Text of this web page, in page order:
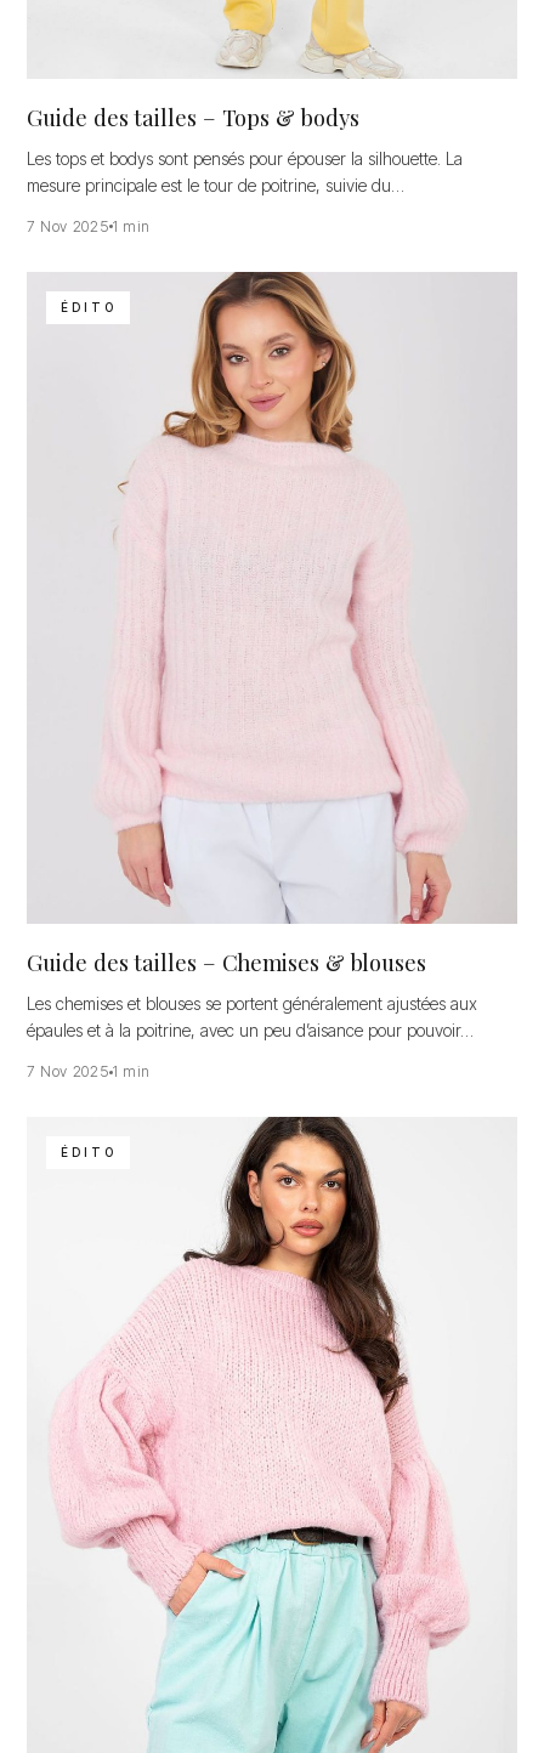
Guide des tailles – Tops & bodys
Les tops et bodys sont pensés pour épouser la silhouette. La
mesure principale est le tour de poitrine, suivie du…
7 Nov 2025 1 min
ÉDITO
Guide des tailles – Chemises & blouses
Les chemises et blouses se portent généralement ajustées aux
épaules et à la poitrine, avec un peu d’aisance pour pouvoir…
7 Nov 2025 1 min
ÉDITO